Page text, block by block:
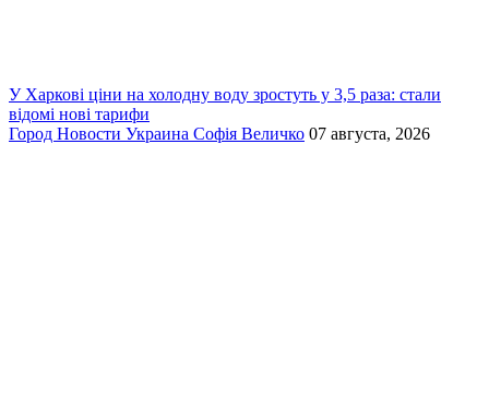
У Харкові ціни на холодну воду зростуть у 3,5 раза: стали
відомі нові тарифи
Город Новости Украина Софія Величко 07 августа, 2026